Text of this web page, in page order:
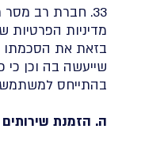
33. חברת רב
מדיניות
בזאת את הסכמתו
שייעשה בה וכן כי
בהתייחס
ה. הזמנת